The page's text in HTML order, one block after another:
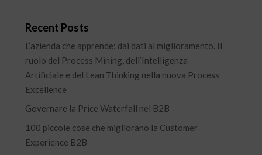
Recent Posts
L’azienda che apprende: dai dati al miglioramento. Il
ruolo del Process Mining, dell’Intelligenza
Artificiale e del Lean Thinking nella nuova Process
Excellence
Governare la Price Waterfall nel B2B
100 piccole cose che migliorano la Customer
Experience B2B